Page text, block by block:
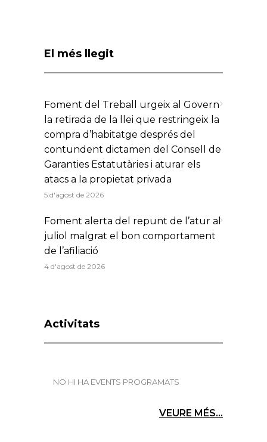
El més llegit
Foment del Treball urgeix al Govern
la retirada de la llei que restringeix la
compra d’habitatge després del
contundent dictamen del Consell de
Garanties Estatutàries i aturar els
atacs a la propietat privada
5 d'agost de 2026
Foment alerta del repunt de l’atur al
juliol malgrat el bon comportament
de l’afiliació
4 d'agost de 2026
Activitats
NO HI HA EVENTS PROGRAMATS
VEURE MÉS...